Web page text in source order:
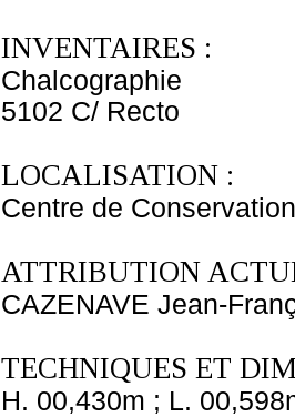
INVENTAIRES :
Chalcographie
5102 C/ Recto
LOCALISATION :
Centre de
ATTRIBUTION
CAZENAVE Jean-
TECHNIQUES ET
H. 00,430m ; L.